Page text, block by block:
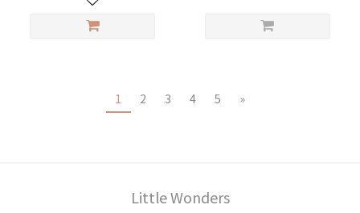
1 2 3 4 5 »
Little Wonders